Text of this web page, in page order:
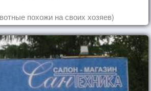
похожи на своих хозяев)